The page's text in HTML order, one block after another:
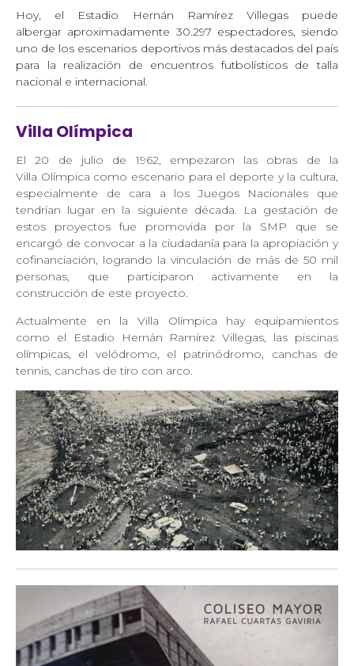
Hoy, el Estadio Hernán Ramírez Villegas puede
albergar aproximadamente 30.297 espectadores, siendo
uno de los escenarios deportivos más destacados del país
para la realización de encuentros futbolísticos de talla
nacional e internacional.
Villa Olímpica
El 20 de julio de 1962, empezaron las obras de la
Villa Olímpica como escenario para el deporte y la cultura,
especialmente de cara a los Juegos Nacionales que
tendrían lugar en la siguiente década. La gestación de
estos proyectos fue promovida por la SMP que se
encargó de convocar a la ciudadanía para la apropiación y
cofinanciación, logrando la vinculación de más de 50 mil
personas, que participaron activamente en la
construcción de este proyecto.
Actualmente en la Villa Olímpica hay equipamientos
como el Estadio Hernán Ramírez Villegas, las piscinas
olímpicas, el velódromo, el patrinódromo, canchas de
tennis, canchas de tiro con arco.